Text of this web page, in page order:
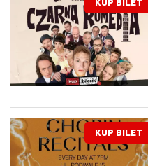
KUP BILET
KUP BILET